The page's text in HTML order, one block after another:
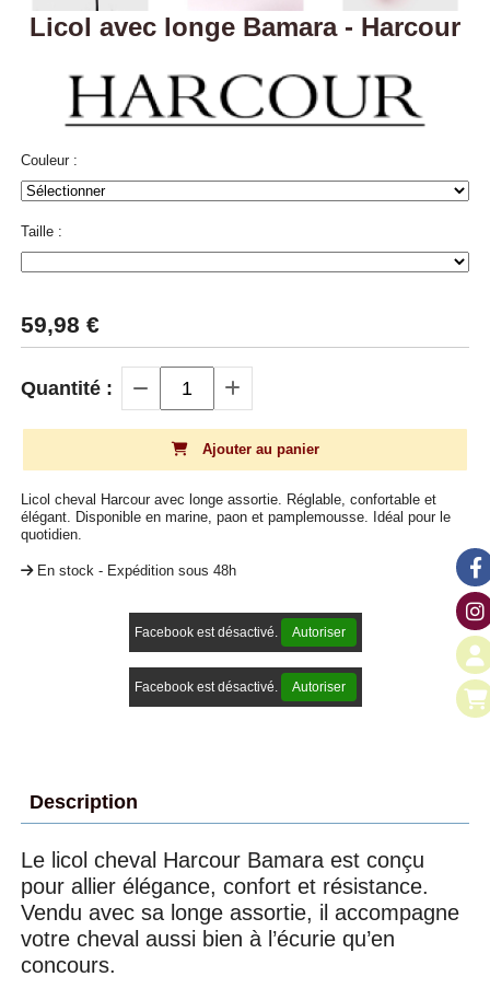
Licol avec longe Bamara - Harcour
Couleur :
Taille :
59,98 €
Quantité :
Ajouter au panier
Licol cheval Harcour avec longe assortie. Réglable, confortable et
élégant. Disponible en marine, paon et pamplemousse. Idéal pour le
quotidien.
En stock - Expédition sous 48h
Facebook est désactivé. Autoriser
Facebook est désactivé. Autoriser
Description
Le licol cheval Harcour Bamara est conçu
pour allier élégance, confort et résistance.
Vendu avec sa longe assortie, il accompagne
votre cheval aussi bien à l’écurie qu’en
concours.